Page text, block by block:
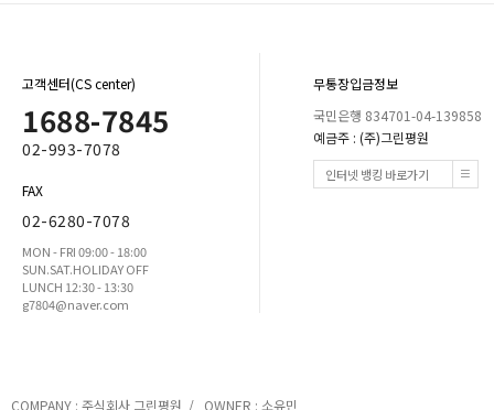
고객센터(CS center)
1688-7845
02-993-7078
FAX
02-6280-7078
MON - FRI 09:00 - 18:00
SUN.SAT.HOLIDAY OFF
LUNCH 12:30 - 13:30
g7804@naver.com
무통장입금정보
국민은행 834701-04-139858
예금주 : (주)그린평원
인터넷 뱅킹 바로가기
COMPANY : 주식회사 그린평원 / OWNER : 소유민